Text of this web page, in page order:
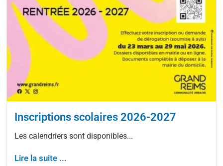
Inscriptions scolaires 2026-2027
Les calendriers sont disponibles...
Lire la suite ...